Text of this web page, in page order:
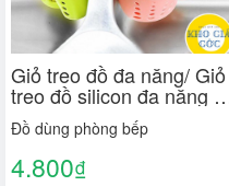
Giỏ treo đồ đa năng/ Giỏ
treo đồ silicon đa năng -
shop giao màu ngẫu
nhiên
Đồ dùng phòng bếp
4.800₫